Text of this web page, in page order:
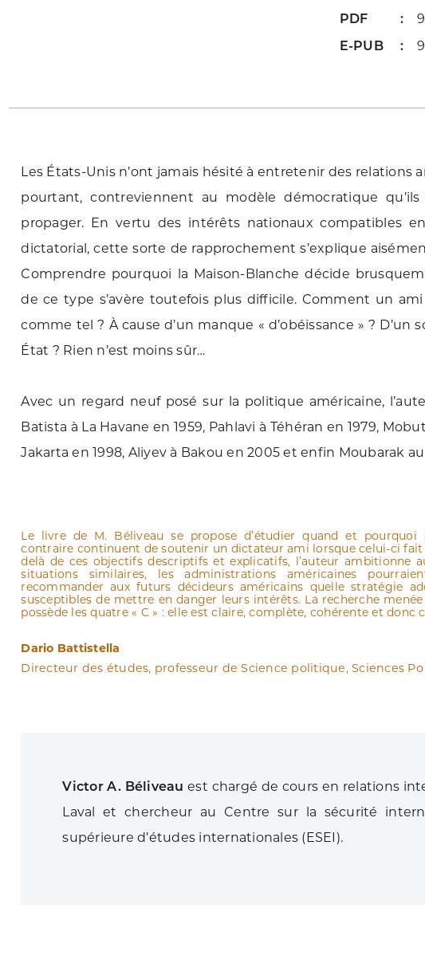
PDF
E-PUB
Les États-Unis n’ont jamais hésité à entretenir des relations
pourtant, contreviennent au modèle démocratique
propager. En vertu des intérêts nationaux compatibles
dictatorial, cette sorte de rapprochement s’explique
Comprendre pourquoi la Maison-Blanche décide
de ce type s’avère toutefois plus difficile. Comment un
comme tel ? À cause d’un manque « d’obéissance » ?
État ? Rien n’est moins sûr…
Avec un regard neuf posé sur la politique américaine,
Batista à La Havane en 1959, Pahlavi à Téhéran en 1979,
Jakarta en 1998, Aliyev à Bakou en 2005 et enfin Moubarak au
Le livre de M. Béliveau se propose d’étudier quand et pourquoi
contraire continuent de soutenir un dictateur ami lorsque celui-ci
delà de ces objectifs descriptifs et explicatifs, l’auteur ambitionne
situations similaires, les administrations américaines
recommander aux futurs décideurs américains quelle stratégie
susceptibles de mettre en danger leurs intérêts. La recherche
possède les quatre « C » : elle est claire, complète, cohérente et donc
Dario Battistella
Directeur des études, professeur de Science politique, Sciences
Victor A. Béliveau est chargé de cours en relations
Laval et chercheur au Centre sur la sécurité
supérieure d’études internationales (ESEI).